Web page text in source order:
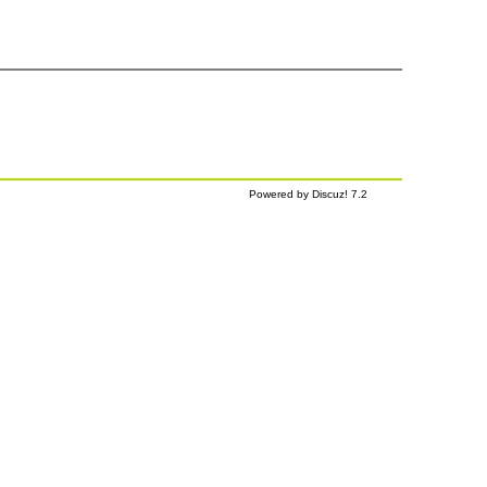
Powered by Discuz! 7.2